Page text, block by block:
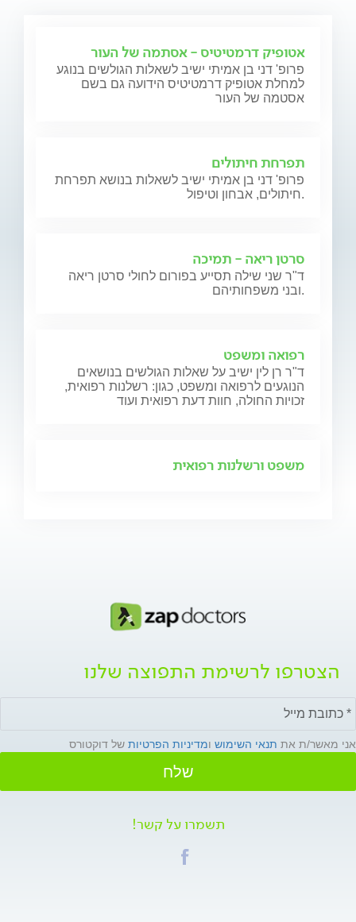
אטופיק דרמטיטיס - אסתמה של העור
פרופ' דני בן אמיתי ישיב לשאלות הגולשים בנוגע
למחלת אטופיק דרמטיטיס הידועה גם בשם
אסטמה של העור
תפרחת חיתולים
פרופ' דני בן אמיתי ישיב לשאלות בנושא תפרחת
חיתולים, אבחון וטיפול.
סרטן ריאה - תמיכה
ד"ר שני שילה תסייע בפורום לחולי סרטן ריאה
ובני משפחותיהם.
רפואה ומשפט
ד"ר רן לין ישיב על שאלות הגולשים בנושאים
הנוגעים לרפואה ומשפט, כגון: רשלנות רפואית,
זכויות החולה, חוות דעת רפואית ועוד
משפט ורשלנות רפואית
הצטרפו לרשימת התפוצה שלנו
אני מאשר/ת את תנאי השימוש ומדיניות הפרטיות של דוקטורס
שלח
תשמרו על קשר!